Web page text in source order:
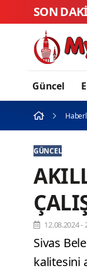
SON
Güncel
GÜNCEL
12.08.2024 -
Sivas
kalitesini